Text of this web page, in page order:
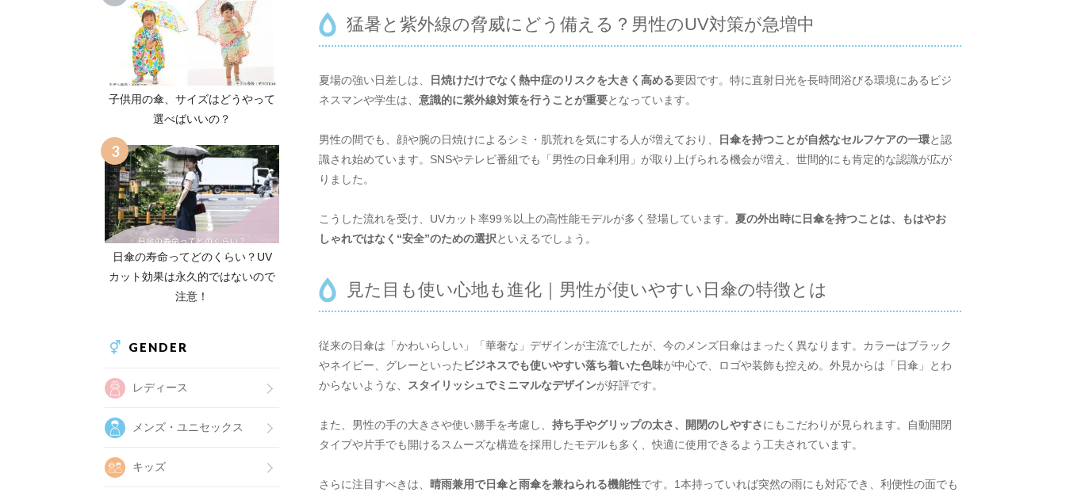
猛暑と紫外線の脅威にどう備える？男性のUV対策が急増中
夏場の強い日差しは、 日焼けだけでなく熱中症のリスクを大きく高める要因です。特に直射日光を長時間浴びる環境にあるビジ
ネスマンや学生は、 意識的に紫外線対策を行うことが重要となっています。
男性の間でも、顔や腕の日焼けによるシミ・肌荒れを気にする人が増えており、 日傘を持つことが自然なセルフケアの一環と認
識され始めています。SNSやテレビ番組でも「男性の日傘利用」が取り上げられる機会が増え、世間的にも肯定的な認識が広が
りました。
こうした流れを受け、UVカット率99％以上の高性能モデルが多く登場しています。 夏の外出時に日傘を持つことは、もはやお
しゃれではなく“安全”のための選択といえるでしょう。
見た目も使い心地も進化｜男性が使いやすい日傘の特徴とは
従来の日傘は「かわいらしい」「華奢な」デザインが主流でしたが、今のメンズ日傘はまったく異なります。カラーはブラック
やネイビー、グレーといった ビジネスでも使いやすい落ち着いた色味が中心で、ロゴや装飾も控えめ。外見からは「日傘」とわ
からないような、
スタイリッシュでミニマルなデザインが好評です。
また、男性の手の大きさや使い勝手を考慮し、 持ち手やグリップの太さ、開閉のしやすさにもこだわりが見られます。自動開閉
タイプや片手でも開けるスムーズな構造を採用したモデルも多く、快適に使用できるよう工夫されています。
さらに注目すべきは、 晴雨兼用で日傘と雨傘を兼ねられる機能性です。1本持っていれば突然の雨にも対応でき、利便性の面でも
子供用の傘、サイズはどうやって
選べばいいの？
日傘の寿命ってどのくらい？UV
カット効果は永久的ではないので
注意！
GENDER
レディース
メンズ・ユニセックス
キッズ